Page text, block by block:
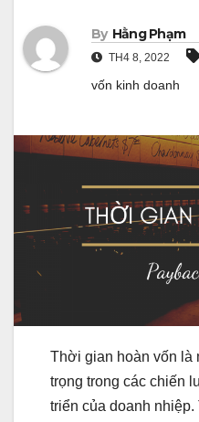
By Hằng Phạm
TH4 8, 2022
vốn kinh doanh
Thời gian hoàn vốn là
trọng trong các chiến
triển của doanh